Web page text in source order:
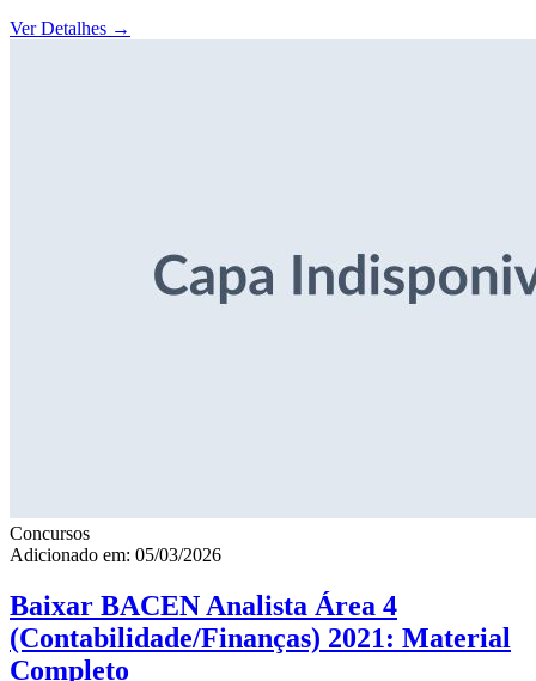
Ver Detalhes →
Concursos
Adicionado em: 05/03/2026
Baixar BACEN Analista Área 4
(Contabilidade/Finanças) 2021: Material
Completo